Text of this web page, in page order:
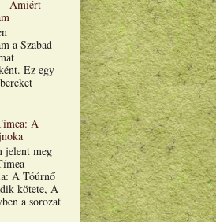
- Amiért
a Szabad
Ez egy
A
jelent meg
A Tóúrnő
kötete, A
a sorozat